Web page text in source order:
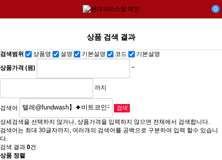
0
상품 검색 결과
검색범위 상품명 설명 기본설명 코드 기본설명
상품가격 (원) ~
까지
검색어
상세검색을 선택하지 않거나, 상품가격을 입력하지 않으면 전체에서 검색합니다.
검색어는 최대 30글자까지, 여러개의 검색어를 공백으로 구분하여 입력 할수 있습니
다.
검색 결과 0건
상품 정렬